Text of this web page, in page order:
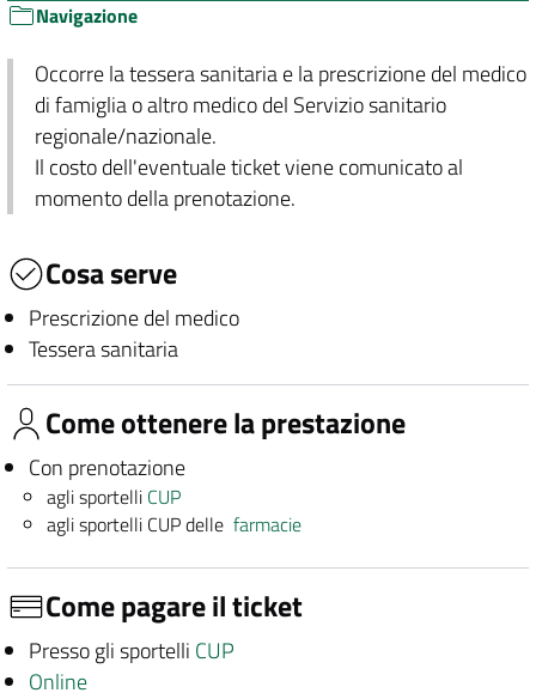
Navigazione
Occorre la tessera sanitaria e la prescrizione del medico
di famiglia o altro medico del Servizio sanitario
regionale/nazionale.
Il costo dell'eventuale ticket viene comunicato al
momento della prenotazione.
Cosa serve
Prescrizione del medico
Tessera sanitaria
Come ottenere la prestazione
Con prenotazione
agli sportelli CUP
agli sportelli CUP dellefarmacie
Come pagare il ticket
Presso gli sportelli CUP
Online